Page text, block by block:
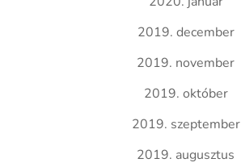
2019. december
2019. november
2019. október
2019. szeptember
2019. augusztus